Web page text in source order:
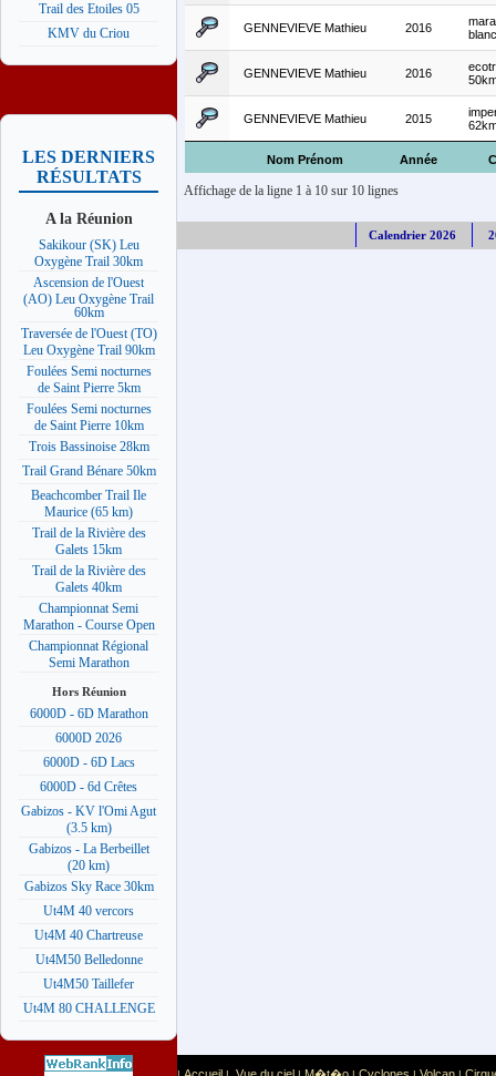
Trail des Etoiles 05
KMV du Criou
LES DERNIERS
RÉSULTATS
A la Réunion
Sakikour (SK) Leu
Oxygène Trail 30km
Ascension de l'Ouest
(AO) Leu Oxygène Trail
60km
Traversée de l'Ouest (TO)
Leu Oxygène Trail 90km
Foulées Semi nocturnes
de Saint Pierre 5km
Foulées Semi nocturnes
de Saint Pierre 10km
Trois Bassinoise 28km
Trail Grand Bénare 50km
Beachcomber Trail Ile
Maurice (65 km)
Trail de la Rivière des
Galets 15km
Trail de la Rivière des
Galets 40km
Championnat Semi
Marathon - Course Open
Championnat Régional
Semi Marathon
Hors Réunion
6000D - 6D Marathon
6000D 2026
6000D - 6D Lacs
6000D - 6d Crêtes
Gabizos - KV l'Omi Agut
(3.5 km)
Gabizos - La Berbeillet
(20 km)
Gabizos Sky Race 30km
Ut4M 40 vercors
Ut4M 40 Chartreuse
Ut4M50 Belledonne
Ut4M50 Taillefer
Ut4M 80 CHALLENGE
Nom Prénom Année
GENNEVIEVE Mathieu 2016
blanc
GENNEVIEVE Mathieu 2016
GENNEVIEVE Mathieu 2015
Affichage de la ligne 1 à 10 sur 10 lignes
Calendrier 2026